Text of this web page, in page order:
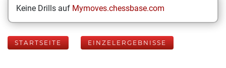
Keine Drills auf Mymoves.chessbase.com
STARTSEITE EINZELERGEBNISSE